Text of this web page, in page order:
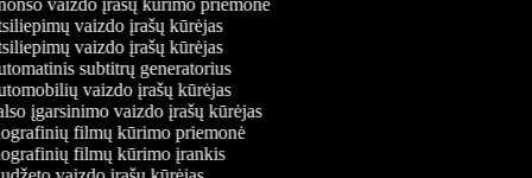
vaizdo įrašų kūrimo priemonė
vaizdo įrašų kūrėjas
vaizdo įrašų kūrėjas
subtitrų generatorius
vaizdo įrašų kūrėjas
įgarsinimo vaizdo įrašų kūrėjas
filmų kūrimo priemonė
filmų kūrimo įrankis